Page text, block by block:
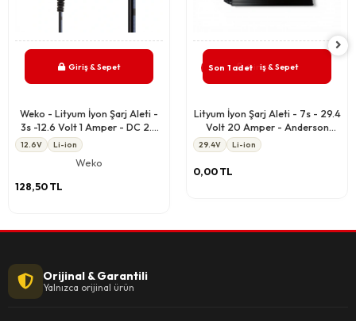
Giriş & Sepet
Weko - Lityum İyon Şarj Aleti -
3s -12.6 Volt 1 Amper - DC 2.5
mm Soket
12.6V Li-ion
Weko
128,50 TL
Son 1 adetGiriş & Sepet
Lityum İyon Şarj Aleti - 7s - 29.4
Volt 20 Amper - Anderson
Soket
29.4V Li-ion
0,00 TL
Orijinal & Garantili
Yalnızca orijinal ürün